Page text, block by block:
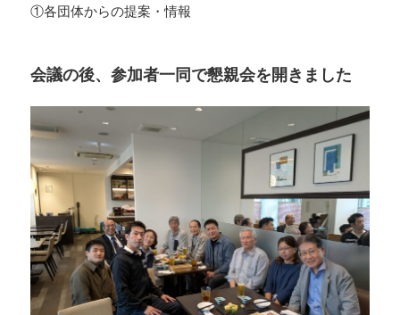
①各団体からの提案・情報
会議の後、参加者一同で懇親会を開きました